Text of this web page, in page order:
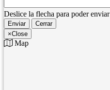
Deslice la flecha para poder enviar
Enviar
Cerrar
×Close
Map